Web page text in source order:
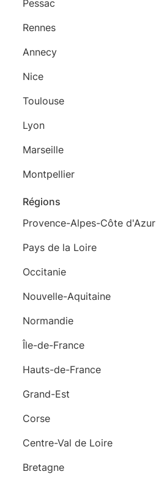
Pessac
Rennes
Annecy
Nice
Toulouse
Lyon
Marseille
Montpellier
Régions
Provence-Alpes-Côte d'Azur
Pays de la Loire
Occitanie
Nouvelle-Aquitaine
Normandie
Île-de-France
Hauts-de-France
Grand-Est
Corse
Centre-Val de Loire
Bretagne